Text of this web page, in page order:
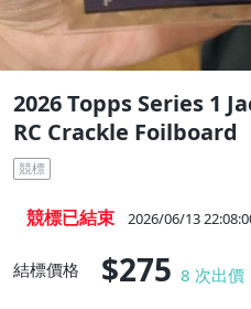
2026 Topps Series 1
RC Crackle Foilboard
競標
競標已結束 2026/06/13
結標價格 $275 8 次出價